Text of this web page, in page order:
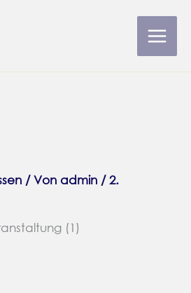
Main
/ Von admin /2.
(1)